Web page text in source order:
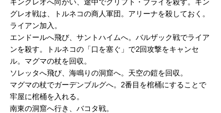
キングレオへ向かい、途中でクリフト・ブライを殺す。キン
グレオ戦は、トルネコの商人軍団。アリーナを殺しておく。
ライアン加入。
エンドールへ飛び、サントハイムへ。バルザック戦でライア
ンを殺す。トルネコの「口を塞ぐ」で2回攻撃をキャンセ
ル。マグマの杖を回収。
ソレッタへ飛び、海鳴りの洞窟へ。天空の鎧を回収。
マグマの杖でガーデンブルグへ。2番目を棺桶にすることで
牢屋に棺桶を入れる。
南東の洞窟へ行き、バコタ戦。